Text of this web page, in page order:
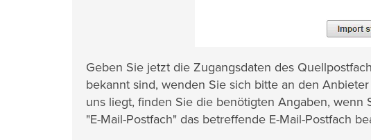
Geben Sie jetzt die Zugangsdaten des
bekannt sind, wenden Sie sich bitte an den
uns liegt, finden Sie die benötigten Angaben, wenn
"E-Mail-Postfach" das betreffende E-Mail-Postfach